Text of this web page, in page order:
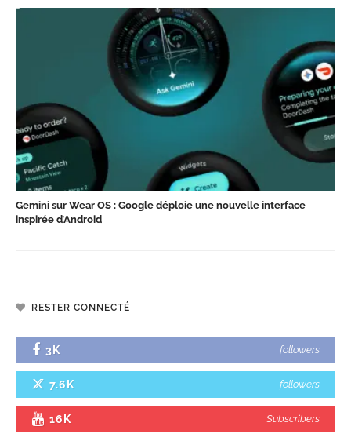
Gemini sur Wear OS : Google déploie une nouvelle interface
inspirée d’Android
RESTER CONNECTÉ
3K followers
7.6K followers
16K Subscribers